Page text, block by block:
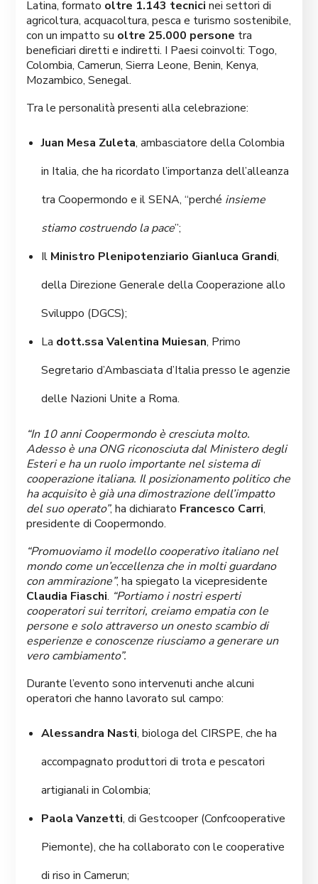
Latina, formato oltre 1.143 tecnici nei settori di
agricoltura, acquacoltura, pesca e turismo sostenibile,
con un impatto su oltre 25.000 persone tra
beneficiari diretti e indiretti. I Paesi coinvolti: Togo,
Colombia, Camerun, Sierra Leone, Benin, Kenya,
Mozambico, Senegal.
Tra le personalità presenti alla celebrazione:
Juan Mesa Zuleta, ambasciatore della Colombia
in Italia, che ha ricordato l’importanza dell’alleanza
tra Coopermondo e il SENA, “perché insieme
stiamo costruendo la pace”;
Il Ministro Plenipotenziario Gianluca Grandi,
della Direzione Generale della Cooperazione allo
Sviluppo (DGCS);
La dott.ssa Valentina Muiesan, Primo
Segretario d’Ambasciata d’Italia presso le agenzie
delle Nazioni Unite a Roma.
“In 10 anni Coopermondo è cresciuta molto.
Adesso è una ONG riconosciuta dal Ministero degli
Esteri e ha un ruolo importante nel sistema di
cooperazione italiana. Il posizionamento politico che
ha acquisito è già una dimostrazione dell’impatto
del suo operato”, ha dichiarato Francesco Carri,
presidente di Coopermondo.
“Promuoviamo il modello cooperativo italiano nel
mondo come un’eccellenza che in molti guardano
con ammirazione”, ha spiegato la vicepresidente
Claudia Fiaschi. “Portiamo i nostri esperti
cooperatori sui territori, creiamo empatia con le
persone e solo attraverso un onesto scambio di
esperienze e conoscenze riusciamo a generare un
vero cambiamento”.
Durante l’evento sono intervenuti anche alcuni
operatori che hanno lavorato sul campo:
Alessandra Nasti, biologa del CIRSPE, che ha
accompagnato produttori di trota e pescatori
artigianali in Colombia;
Paola Vanzetti, di Gestcooper (Confcooperative
Piemonte), che ha collaborato con le cooperative
di riso in Camerun;